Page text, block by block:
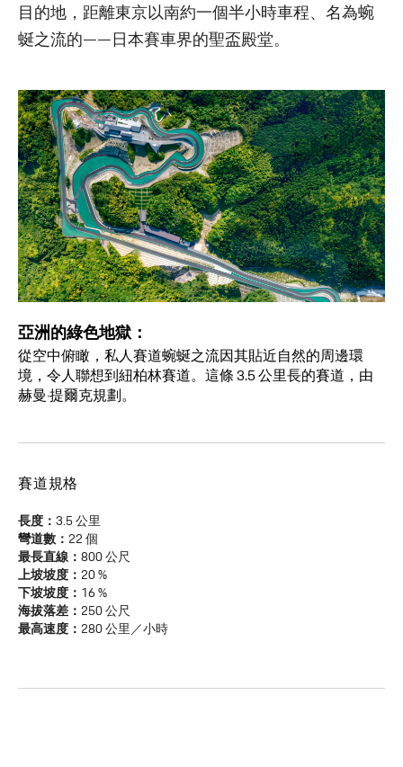
目的地，距離東京以南約一個半小時車程、名為蜿
蜒之流的——日本賽車界的聖盃殿堂。
亞洲的綠色地獄：
從空中俯瞰，私人賽道蜿蜒之流因其貼近自然的周邊環
境，令人聯想到紐柏林賽道。這條 3.5 公里長的賽道，由
赫曼·提爾克規劃。
賽道規格
長度： 3.5 公里
彎道數： 22 個
最長直線： 800 公尺
上坡坡度： 20 %
下坡坡度： 16 %
海拔落差： 250 公尺
最高速度： 280 公里／小時